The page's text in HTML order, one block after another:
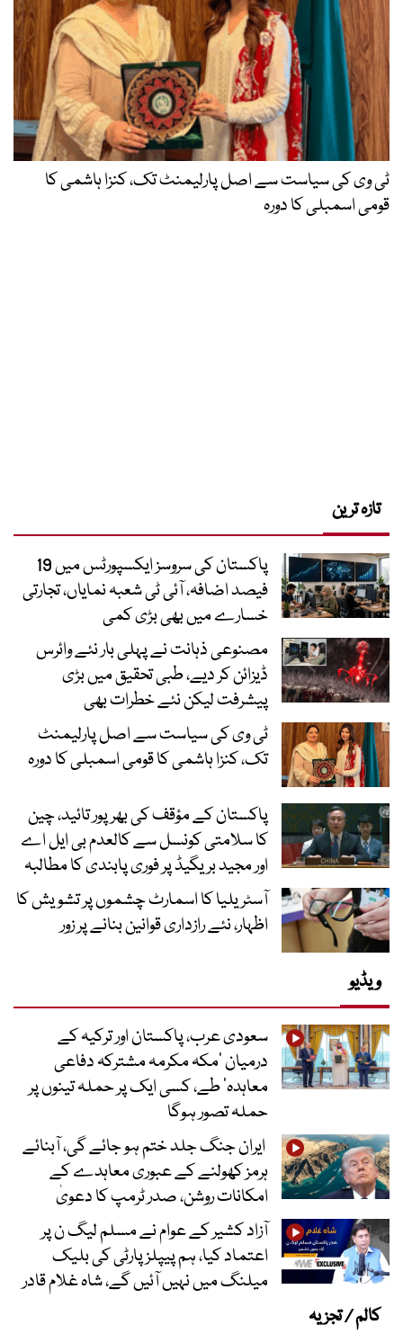
ٹی وی کی سیاست سے اصل پارلیمنٹ تک، کنزا ہاشمی کا
قومی اسمبلی کا دورہ
تازہ ترین
پاکستان کی سروسز ایکسپورٹس میں 19
فیصد اضافہ، آئی ٹی شعبہ نمایاں، تجارتی
خسارے میں بھی بڑی کمی
مصنوعی ذہانت نے پہلی بار نئے وائرس
ڈیزائن کر دیے، طبی تحقیق میں بڑی
پیشرفت لیکن نئے خطرات بھی
ٹی وی کی سیاست سے اصل پارلیمنٹ
تک، کنزا ہاشمی کا قومی اسمبلی کا دورہ
پاکستان کے مؤقف کی بھرپور تائید، چین
کا سلامتی کونسل سے کالعدم بی ایل اے
اور مجید بریگیڈ پر فوری پابندی کا مطالبہ
آسٹریلیا کا اسمارٹ چشموں پر تشویش کا
اظہار، نئے رازداری قوانین بنانے پر زور
ویڈیو
سعودی عرب، پاکستان اور ترکیہ کے
درمیان ’مکہ مکرمہ مشترکہ دفاعی
معاہدہ‘ طے، کسی ایک پر حملہ تینوں پر
حملہ تصور ہوگا
ایران جنگ جلد ختم ہو جائے گی، آبنائے
ہرمز کھولنے کے عبوری معاہدے کے
امکانات روشن، صدر ٹرمپ کا دعویٰ
آزاد کشیر کے عوام نے مسلم لیگ ن پر
اعتماد کیا، ہم پیپلز پارٹی کی بلیک
میلنگ میں نہیں آئیں گے، شاہ غلام قادر
کالم / تجزیہ